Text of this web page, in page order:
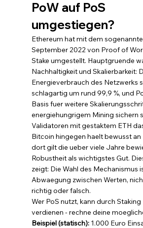
PoW auf PoS
umgestiegen?
Ethereum hat mit dem
September 2022 von Proof of
Stake umgestellt. Hauptgruende
Nachhaltigkeit und Skalierbarkeit:
Energieverbrauch des Netzwerks
schlagartig um rund 99,9 %, und
Basis fuer weitere
energiehungrigem Mining sichern
Validatoren mit gestaktem ETH
Bitcoin hingegen haelt bewusst an
dort gilt die ueber viele Jahre
Robustheit als wichtigstes Gut.
zeigt: Die Wahl des Mechanismus
Abwaegung zwischen Werten,
richtig oder falsch.
Wer PoS nutzt, kann durch
verdienen - rechne deine
Beispiel (statisch): 1.000 Euro